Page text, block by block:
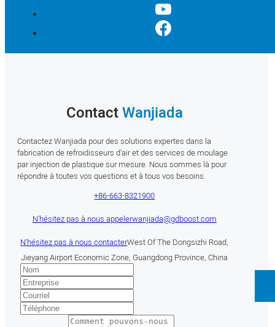
ContactWanjiada
Contactez Wanjiada pour des solutions expertes dans la
fabrication de refroidisseurs d'air et des services de moulage
par injection de plastique sur mesure. Nous sommes là pour
répondre à toutes vos questions et à tous vos besoins.
+86-663-8321900
N'hésitez pas à nous appelerwanjiada@gdboost.com
N'hésitez pas à nous contacterWest Of The Dongsizhi Road,
Jieyang Airport Economic Zone, Guangdong Province, China